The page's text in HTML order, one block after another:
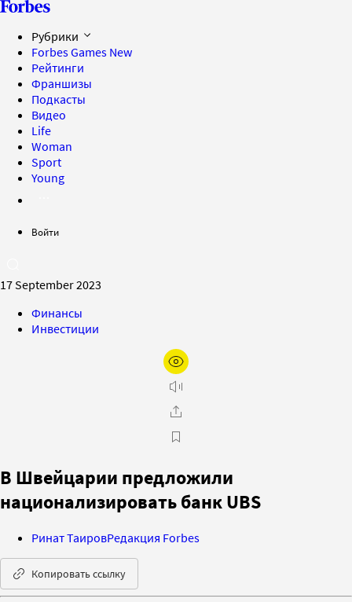
Рубрики
Forbes Games New
Рейтинги
Франшизы
Подкасты
Видео
Life
Woman
Sport
Young
Войти
17 September 2023
Финансы
Инвестиции
В Швейцарии предложили
национализировать банк UBS
Ринат ТаировРедакция Forbes
Копировать ссылку